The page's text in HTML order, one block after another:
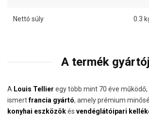
Nettó súly 0.3
A termék
A Louis Tellier egy több mint 70 éve működő,
ismertfrancia gyártó, amely prémium
konyhai eszközökés vendéglátóipari